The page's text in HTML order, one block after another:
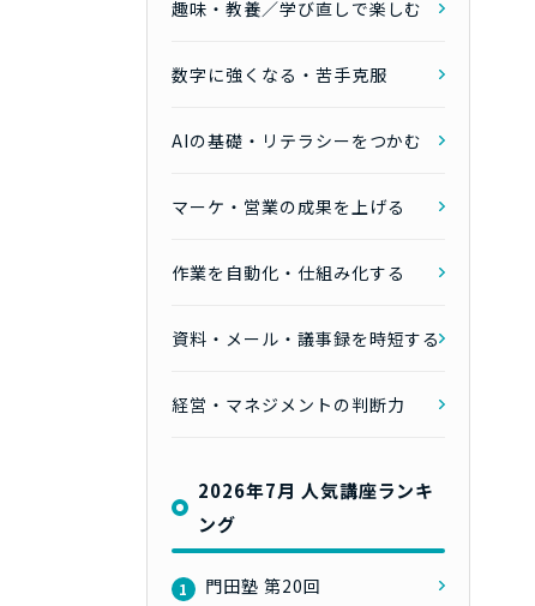
趣味・教養／学び直しで楽しむ
数字に強くなる・苦手克服
AIの基礎・リテラシーをつかむ
マーケ・営業の成果を上げる
作業を自動化・仕組み化する
資料・メール・議事録を時短する
経営・マネジメントの判断力
2026年7月 人気講座ランキ
ング
1 門田塾 第20回